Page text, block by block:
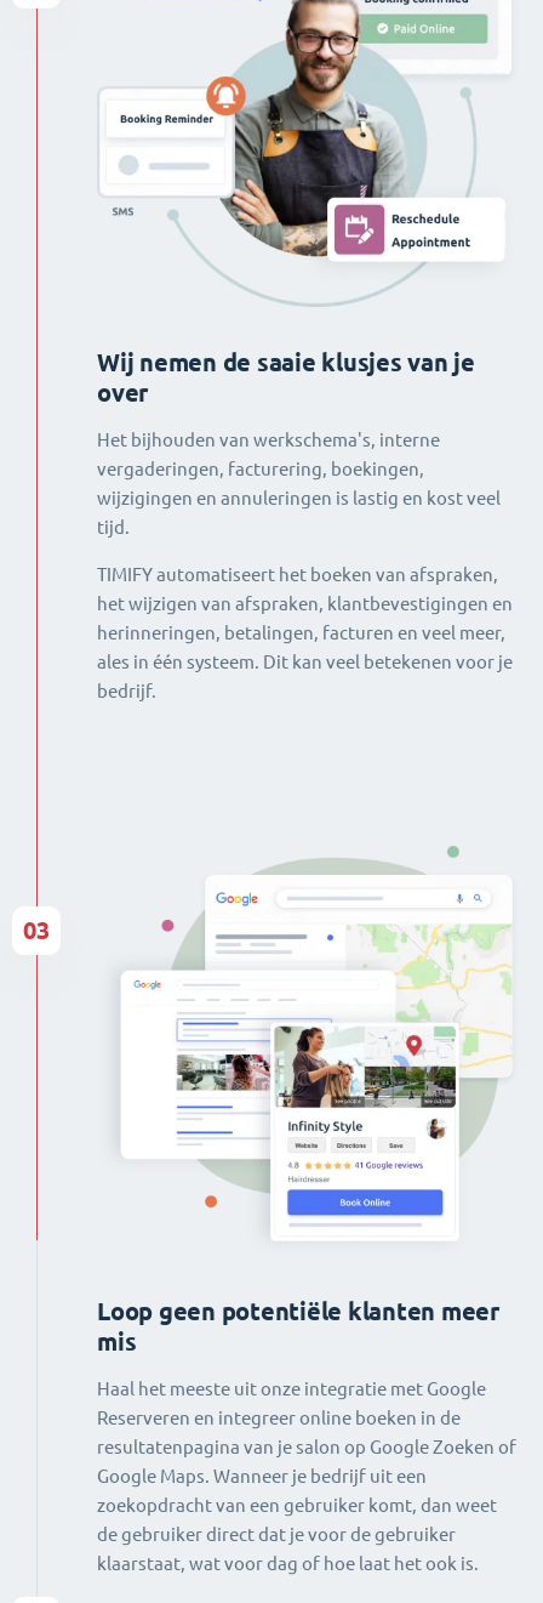
Wij nemen de saaie klusjes van je
over
Het bijhouden van werkschema's, interne
vergaderingen, facturering, boekingen,
wijzigingen en annuleringen is lastig en kost veel
tijd.
TIMIFY automatiseert het boeken van afspraken,
het wijzigen van afspraken, klantbevestigingen en
herinneringen, betalingen, facturen en veel meer,
ales in één systeem. Dit kan veel betekenen voor je
bedrijf.
Loop geen potentiële klanten meer
mis
Haal het meeste uit onze integratie met Google
Reserveren en integreer online boeken in de
resultatenpagina van je salon op Google Zoeken of
Google Maps. Wanneer je bedrijf uit een
zoekopdracht van een gebruiker komt, dan weet
de gebruiker direct dat je voor de gebruiker
klaarstaat, wat voor dag of hoe laat het ook is.
03